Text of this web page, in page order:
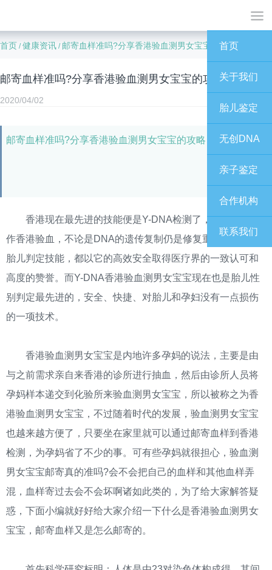
首页
关于我们
胎儿鉴定
无创DNA
亲子鉴定
合作机构
联系我们
首页 /健康资讯 / 邮寄血样准吗?分享香港验血测男女宝宝的攻略
邮寄血样准吗?分享香港验血测男女宝宝的攻略
2020/04/02
邮寄血样准吗?分享香港验血测男女宝宝的攻略
香港现在最先进的技能便是Y-DNA检测了，同时也被称
作香港验血，不论是DNA的遗传复制仍是修复重组，或者是
胎儿判定技能，都以它的高效安全取得医疗界的一致认可和
高度的赞誉。而Y-DNA香港验血测男女宝宝现在也是胎儿性
别判定最先进的，安全、快捷、对胎儿和孕妇没有一点损伤
的一项技术。
香港验血测男女宝宝是内地许多孕妈的说法，主要是由
与之前需求亲自来香港的诊所进行抽血，然后由诊所人员将
孕妈样本递交到化验所来验血测男女宝宝，所以被称之为香
港验血测男女宝宝，不过随着时代的发展，验血测男女宝宝
也越来越方便了，只要坐在家里就可以通过邮寄血样到香港
检测，为孕妈省了不少的事。可有些孕妈就很担心，验血测
男女宝宝邮寄真的准吗?会不会把自己的血样和其他血样弄
混，血样寄过去会不会坏啊诸如此类的，为了给大家解答疑
惑，下面小编就好好给大家介绍一下什么是香港验血测男女
宝宝，邮寄血样又是怎么邮寄的。